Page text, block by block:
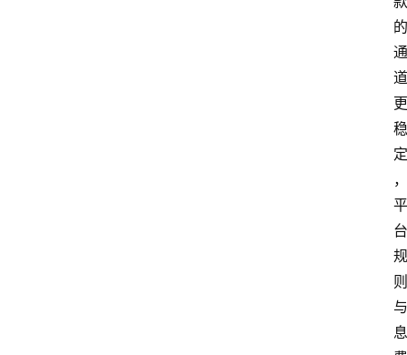
的
通
道
更
稳
定
，
平
台
规
则
与
息